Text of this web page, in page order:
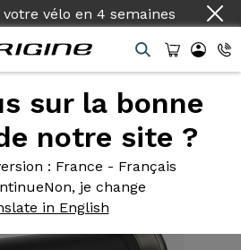
vélo en 4 semaines
sur la bonne
notre site ?
: France - Français
Non, je change
in English
>DUB PF86,5